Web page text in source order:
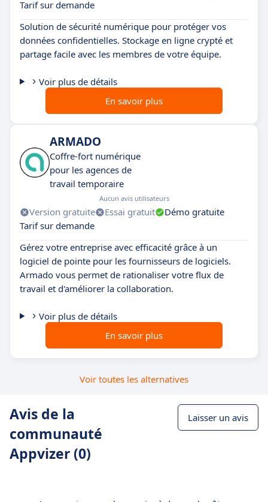
Tarif sur demande
Solution de sécurité numérique pour protéger vos
données confidentielles. Stockage en ligne crypté et
partage facile avec les membres de votre équipe.
Voir plus de détails
En savoir plus
ARMADO
Coffre-fort numérique
pour les agences de
travail temporaire
Aucun avis utilisateurs
Version gratuite Essai gratuit
Démo gratuite
Tarif sur demande
Gérez votre entreprise avec efficacité grâce à un
logiciel de pointe pour les fournisseurs de logiciels.
Armado vous permet de rationaliser votre flux de
travail et d'améliorer la collaboration.
Voir plus de détails
En savoir plus
Voir toutes les alternatives
Avis de la
communauté
Appvizer (0)
Laisser un avis